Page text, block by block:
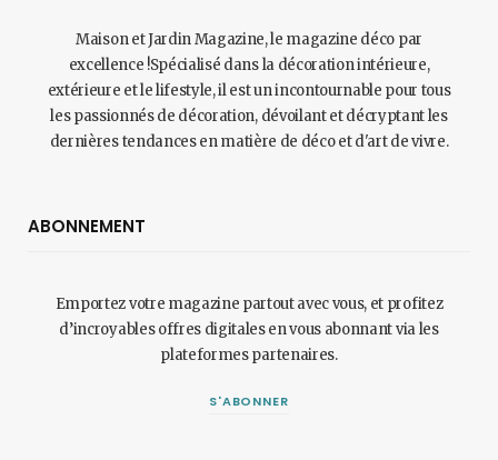
Maison et Jardin Magazine, le magazine déco par
excellence !Spécialisé dans la décoration intérieure,
extérieure et le lifestyle, il est un incontournable pour tous
les passionnés de décoration, dévoilant et décryptant les
dernières tendances en matière de déco et d'art de vivre.
ABONNEMENT
Emportez votre magazine partout avec vous, et profitez
d’incroyables offres digitales en vous abonnant via les
plateformes partenaires.
S'ABONNER